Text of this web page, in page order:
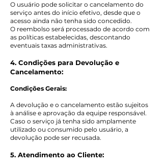
O usuário pode solicitar o cancelamento do
serviço antes do início efetivo, desde que o
acesso ainda não tenha sido concedido.
O reembolso será processado de acordo com
as políticas estabelecidas, descontando
eventuais taxas administrativas.
4. Condições para Devolução e
Cancelamento:
Condições Gerais:
A devolução e o cancelamento estão sujeitos
à análise e aprovação da equipe responsável.
Caso o serviço já tenha sido amplamente
utilizado ou consumido pelo usuário, a
devolução pode ser recusada.
5. Atendimento ao Cliente: